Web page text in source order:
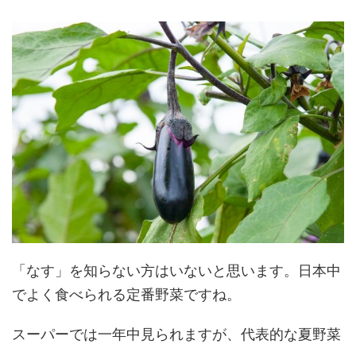
「なす」を知らない方はいないと思います。日本中
でよく食べられる定番野菜ですね。
スーパーでは一年中見られますが、代表的な夏野菜